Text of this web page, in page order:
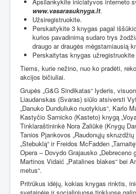
www.vasarasuknyga.lt.
Užsiregistruokite.
Perskaitykite 3 knygas pagal
kurios pavadinimą sudaro trys
draugo ar draugės mėgstamiausią
Perskaitytas knygas
Tiems, kurie nežino, nuo ko pradėti,
akcijos bičiuliai.
Grupės „G&G Sindikatas“ lyderis,
Liaudanskas (Svaras) siūlo atsiversti
„Danuko Dunduliuko nuotykius“, Karlo
Kastyčio Sarnicko (Kasteto) knygą
Tinklaraštininkė Nora Žaliūkė (Knygų
Tanios Pjankovos „Raudonųjų
„Stebuklą“ ir Freidos McFadden
Opera – Dovydo Grajausko „Debreceno
Martinos Vidaić „Patalines blakes“ bei
metus“.
Pritrūkus idėjų, kokias knygas rinktis,